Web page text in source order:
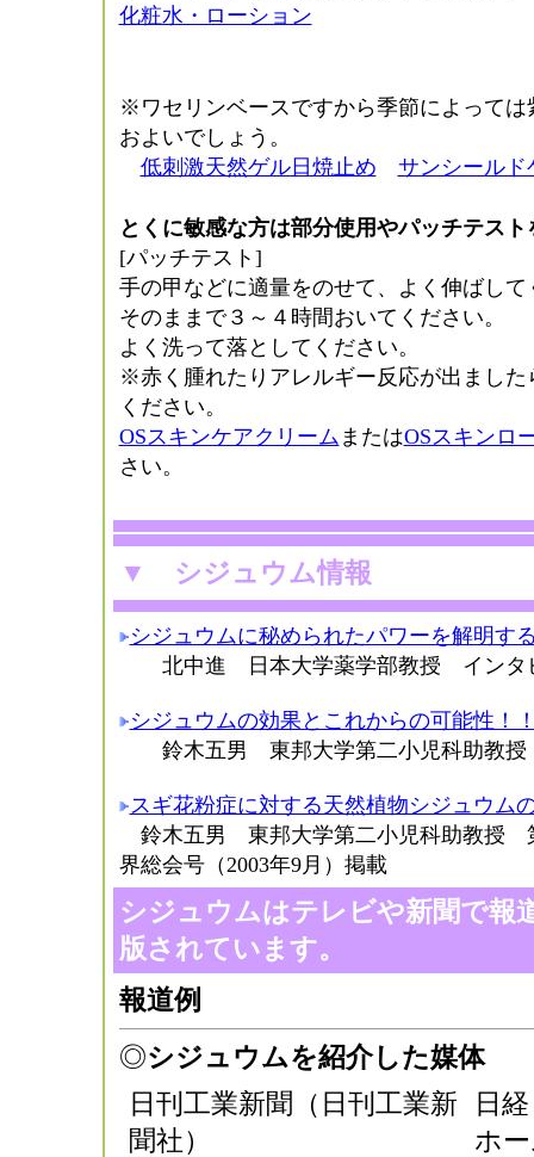
化粧水・ローション
※ワセリンベースですから季節によっては
およいでしょう。
低刺激天然ゲル日焼止め
サンシールド
とくに敏感な方は部分使用やパッチテス
[パッチテスト]
手の甲などに適量をのせて、よく伸ばして
そのままで３～４時間おいてください。
よく洗って落としてください。
※赤く腫れたりアレルギー反応が出ました
ください。
OSスキンケアクリーム またはOSスキンロ
さい。
▼ シジュウム情報
シジュウムに秘められたパワーを解明す
北中進 日本大学薬学部教授 インタ
シジュウムの効果とこれからの可能性！
鈴木五男 東邦大学第二小児科助教授
スギ花粉症に対する天然植物シジュウム
鈴木五男 東邦大学第二小児科助教授
界総会号（2003年9月）掲載
シジュウムはテレビや新聞で報
版されています。
報道例
◎シジュウムを紹介した媒体
日刊工業新聞（日刊工業新
聞社）
日
ホ